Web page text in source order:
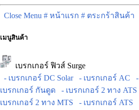
Close Menu # หน้าแรก # ตระกร้าสินค้า
เมนูสินค้า
เบรกเกอร์ ฟิวส์ Surge
- เบรกเกอร์ DC Solar
- เบรกเกอร์ AC
-
เบรกเกอร์ กันดูด
- เบรกเกอร์ 2 ทาง ATS
เบรกเกอร์ 2 ทาง MTS
- เบรกเกอร์ ATS